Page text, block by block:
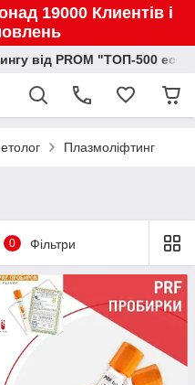
19000 Клиентів і
від PROM "ТОП-500
Плазмоліфтинг
0 Фільтри